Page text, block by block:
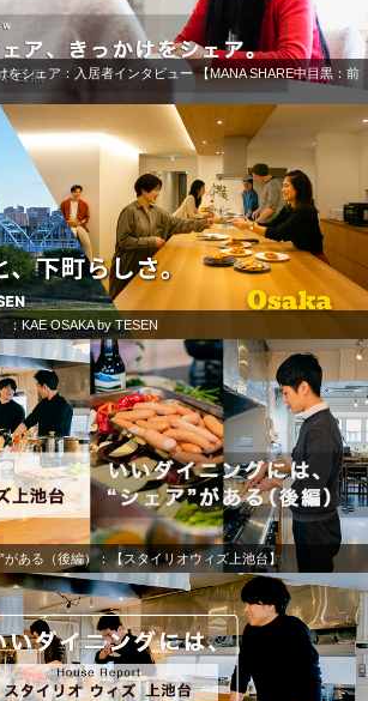
をシェア：入居者インタビュー 【MANA SHARE中目黒：前
：KAE OSAKA by TESEN
がある（後編）：【スタイリオウィズ上池台】